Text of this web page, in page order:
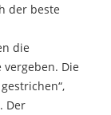
der beste
die
Die
Der